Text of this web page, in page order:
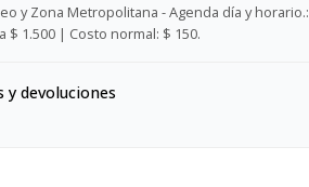
y Zona Metropolitana - Agenda día y horario.:
$ 1.500 | Costo normal: $ 150.
y devoluciones